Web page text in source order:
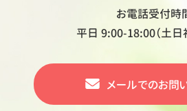
お電話受付時
平日 9:00-18:00（土日
メールでのお問